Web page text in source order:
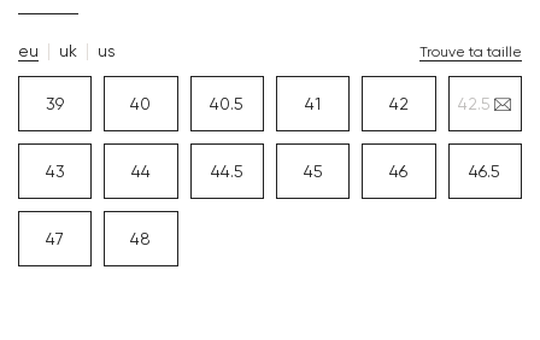
eu uk us Trouve ta taille
39 40 40.5 41 42 42.5
43 44 44.5 45 46 46.5
47 48